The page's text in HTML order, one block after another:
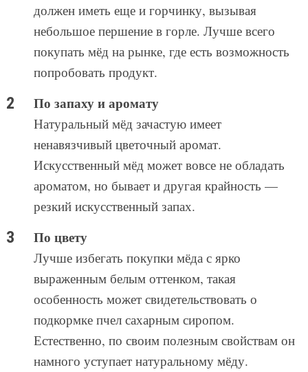
должен иметь еще и горчинку, вызывая
небольшое першение в горле. Лучше всего
покупать мёд на рынке, где есть возможность
попробовать продукт.
По запаху и аромату
Натуральный мёд зачастую имеет
ненавязчивый цветочный аромат.
Искусственный мёд может вовсе не обладать
ароматом, но бывает и другая крайность —
резкий искусственный запах.
По цвету
Лучше избегать покупки мёда с ярко
выраженным белым оттенком, такая
особенность может свидетельствовать о
подкормке пчел сахарным сиропом.
Естественно, по своим полезным свойствам он
намного уступает натуральному мёду.